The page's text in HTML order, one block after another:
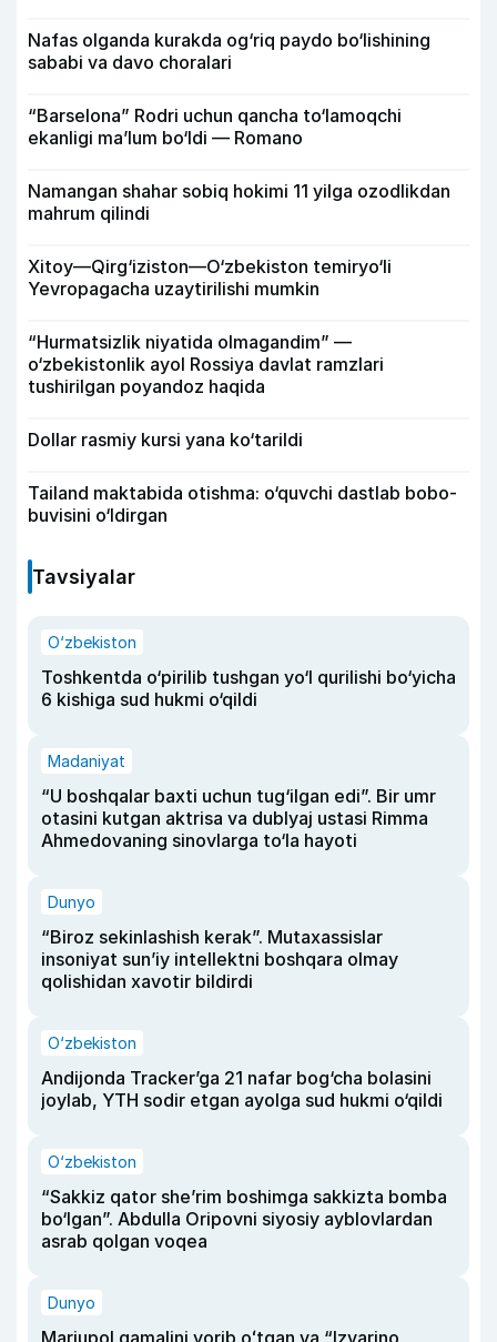
Nafas olganda kurakda og‘riq paydo bo‘lishining
sababi va davo choralari
“Barselona” Rodri uchun qancha to‘lamoqchi
ekanligi ma’lum bo‘ldi — Romano
Namangan shahar sobiq hokimi 11 yilga ozodlikdan
mahrum qilindi
Xitoy—Qirg‘iziston—O‘zbekiston temiryo‘li
Yevropagacha uzaytirilishi mumkin
“Hurmatsizlik niyatida olmagandim” —
o‘zbekistonlik ayol Rossiya davlat ramzlari
tushirilgan poyandoz haqida
Dollar rasmiy kursi yana ko‘tarildi
Tailand maktabida otishma: o‘quvchi dastlab bobo-
buvisini o‘ldirgan
Tavsiyalar
O‘zbekiston
Toshkentda o‘pirilib tushgan yo‘l qurilishi bo‘yicha
6 kishiga sud hukmi o‘qildi
Madaniyat
“U boshqalar baxti uchun tug‘ilgan edi”. Bir umr
otasini kutgan aktrisa va dublyaj ustasi Rimma
Ahmedovaning sinovlarga to‘la hayoti
Dunyo
“Biroz sekinlashish kerak”. Mutaxassislar
insoniyat sun’iy intellektni boshqara olmay
qolishidan xavotir bildirdi
O‘zbekiston
Andijonda Tracker’ga 21 nafar bog‘cha bolasini
joylab, YTH sodir etgan ayolga sud hukmi o‘qildi
O‘zbekiston
“Sakkiz qator she’rim boshimga sakkizta bomba
bo‘lgan”. Abdulla Oripovni siyosiy ayblovlardan
asrab qolgan voqea
Dunyo